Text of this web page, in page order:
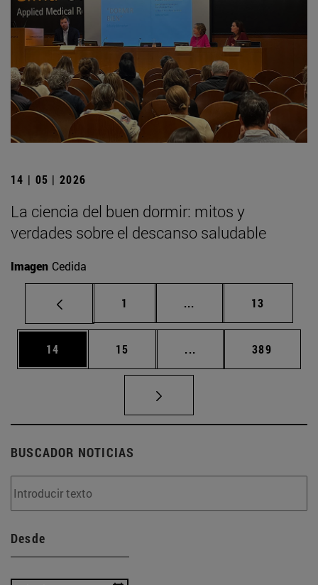
14 | 05 | 2026
La ciencia del buen dormir: mitos y
verdades sobre el descanso saludable
Imagen Cedida
Página
1 ... Páginas intermedias
Página
13
Página
14 Página
15 ... Páginas intermedias
Página
389
BUSCADOR NOTICIAS
Desde